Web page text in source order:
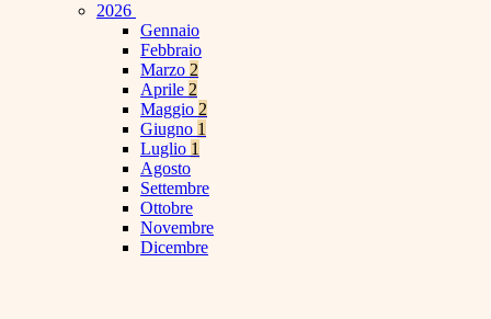
2026
Gennaio
Febbraio
Marzo 2
Aprile 2
Maggio 2
Giugno 1
Luglio 1
Agosto
Settembre
Ottobre
Novembre
Dicembre